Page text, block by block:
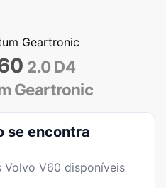
Geartronic
2.0 D4
Geartronic
se encontra
Volvo V60 disponíveis